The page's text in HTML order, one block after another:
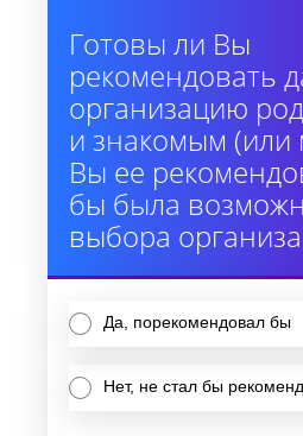
Готовы ли Вы
рекомендовать
организацию
и знакомым (или
Вы ее
бы была
выбора
Да, порекомендовал бы
Нет, не стал бы